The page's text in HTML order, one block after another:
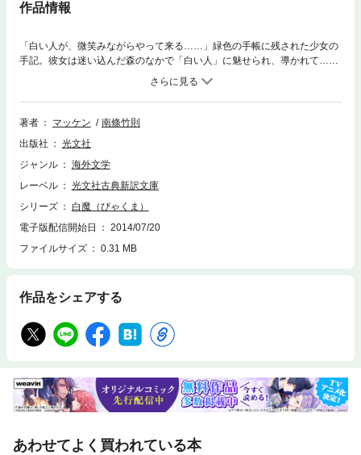
作品情報
「白い人が、微笑みながらやって来る……」緑色の手帳に残された少女の
手記。彼女は迷い込んだ森のなかで「白い人」に魅せられ、導かれて……
（「白魔」）。平凡な毎日を送るロンドンの銀行員にウェールズの田舎の
記憶が甦り、やがて“本当の自分”に覚醒していく（「生活のかけら」）。
自らも絶望のうちに黒魔術に傾倒した経歴を持つ不遇の英国作家マッケン
が、魔の世界を幻視する幻想怪奇短編！ 本邦初訳の３篇を含む。
著者 マッケン
南條竹則
出版社
光文社
ジャンル
海外文学
レーベル
光文社古典新訳文庫
シリーズ
白魔（びゃくま）
電子版配信開始日
2014/07/20
ファイルサイズ
0.31 MB
作品をシェアする
あわせてよく買われている本